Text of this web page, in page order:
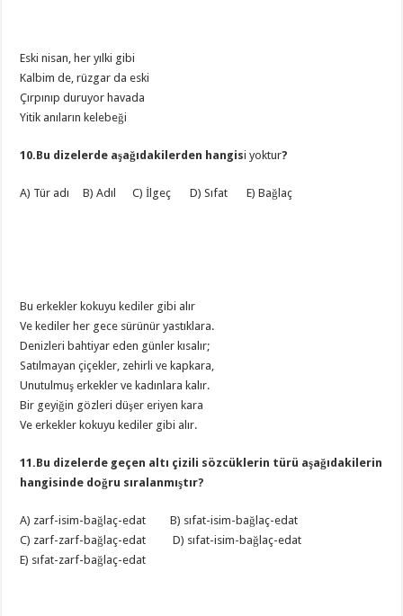
Eski nisan, her yılki gibi
Kalbim de, rüzgar da eski
Çırpınıp duruyor havada
Yitik anıların kelebeği
10.Bu dizelerde aşağıdakilerden hangisi yoktur?
A) Tür adı B) Adıl C) İlgeç D) Sıfat E) Bağlaç
Bu erkekler kokuyu kediler gibi alır
Ve kediler her gece sürünür yastıklara.
Denizleri bahtiyar eden günler kısalır;
Satılmayan çiçekler, zehirli ve kapkara,
Unutulmuş erkekler ve kadınlara kalır.
Bir geyiğin gözleri düşer eriyen kara
Ve erkekler kokuyu kediler gibi alır.
11.Bu dizelerde geçen altı çizili sözcüklerin türü aşağıdakilerin
hangisinde doğru sıralanmıştır?
A) zarf-isim-bağlaç-edat B) sıfat-isim-bağlaç-edat
C) zarf-zarf-bağlaç-edat D) sıfat-isim-bağlaç-edat
E) sıfat-zarf-bağlaç-edat